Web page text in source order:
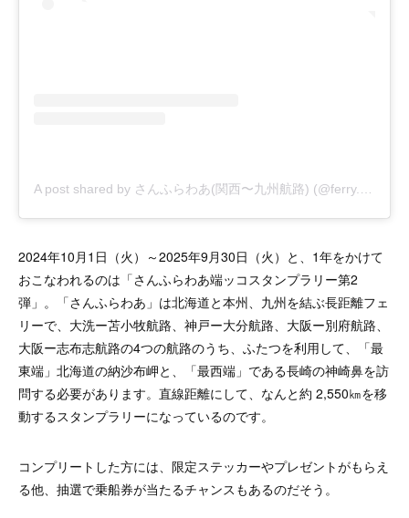
2024年10月1日（火）～2025年9月30日（火）と、1年をかけて
おこなわれるのは「さんふらわあ端ッコスタンプラリー第2
弾」。「さんふらわあ」は北海道と本州、九州を結ぶ長距離フェ
リーで、大洗ー苫小牧航路、神戸ー大分航路、大阪ー別府航路、
大阪ー志布志航路の4つの航路のうち、ふたつを利用して、「最
東端」北海道の納沙布岬と、「最西端」である長崎の神崎鼻を訪
問する必要があります。直線距離にして、なんと約 2,550㎞を移
動するスタンプラリーになっているのです。
コンプリートした方には、限定ステッカーやプレゼントがもらえ
る他、抽選で乗船券が当たるチャンスもあるのだそう。